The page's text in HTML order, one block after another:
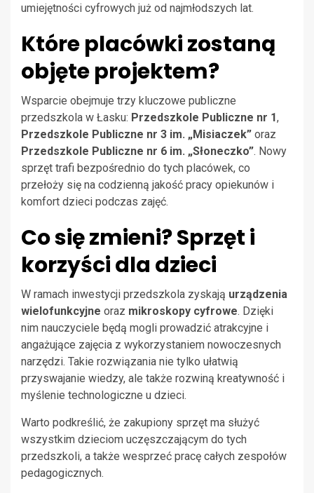
umiejętności cyfrowych już od najmłodszych lat.
Które placówki zostaną
objęte projektem?
Wsparcie obejmuje trzy kluczowe publiczne
przedszkola w Łasku: Przedszkole Publiczne nr 1,
Przedszkole Publiczne nr 3 im. „Misiaczek” oraz
Przedszkole Publiczne nr 6 im. „Słoneczko”. Nowy
sprzęt trafi bezpośrednio do tych placówek, co
przełoży się na codzienną jakość pracy opiekunów i
komfort dzieci podczas zajęć.
Co się zmieni? Sprzęt i
korzyści dla dzieci
W ramach inwestycji przedszkola zyskają urządzenia
wielofunkcyjne oraz mikroskopy cyfrowe. Dzięki
nim nauczyciele będą mogli prowadzić atrakcyjne i
angażujące zajęcia z wykorzystaniem nowoczesnych
narzędzi. Takie rozwiązania nie tylko ułatwią
przyswajanie wiedzy, ale także rozwiną kreatywność i
myślenie technologiczne u dzieci.
Warto podkreślić, że zakupiony sprzęt ma służyć
wszystkim dzieciom uczęszczającym do tych
przedszkoli, a także wesprzeć pracę całych zespołów
pedagogicznych.